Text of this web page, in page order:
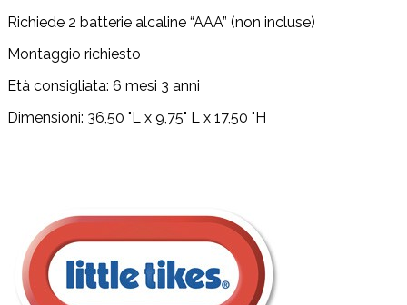
Richiede 2 batterie alcaline “AAA” (non incluse)
Montaggio richiesto
Età consigliata: 6 mesi 3 anni
Dimensioni: 36,50 "L x 9,75" L x 17,50 "H